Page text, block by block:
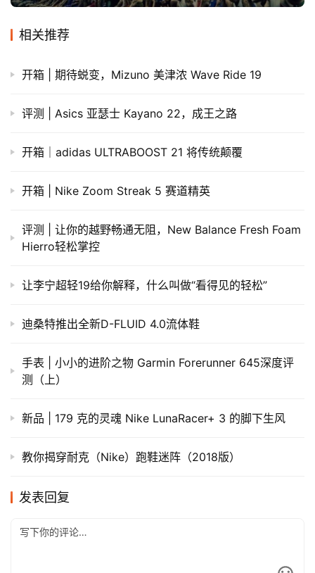
相关推荐
开箱 | 期待蜕变，Mizuno 美津浓 Wave Ride 19
评测 | Asics 亚瑟士 Kayano 22，成王之路
开箱｜adidas ULTRABOOST 21 将传统颠覆
开箱 | Nike Zoom Streak 5 赛道精英
评测 | 让你的越野畅通无阻，New Balance Fresh Foam
Hierro轻松掌控
让李宁超轻19给你解释，什么叫做“看得见的轻松”
迪桑特推出全新D-FLUID 4.0流体鞋
手表 | 小小的进阶之物 Garmin Forerunner 645深度评
测（上）
新品 | 179 克的灵魂 Nike LunaRacer+ 3 的脚下生风
教你揭穿耐克（Nike）跑鞋迷阵（2018版）
发表回复